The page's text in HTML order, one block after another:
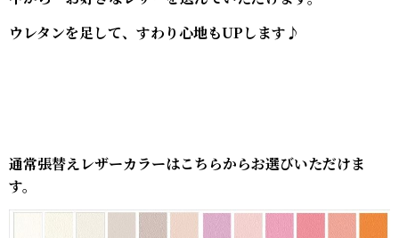
ウレタンを足して、すわり心地もUPします♪
通常張替えレザーカラーはこちらからお選びいただけま
す。